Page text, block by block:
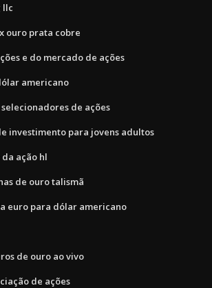
llc
ouro prata cobre
e do mercado de ações
americano
de ações
investimento para jovens adultos
ação hl
de ouro talismã
euro para dólar americano
de ouro ao vivo
de ações